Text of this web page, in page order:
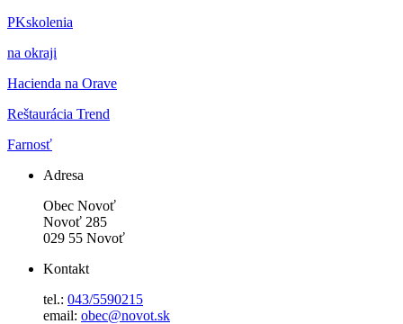
PKskolenia
na okraji
Hacienda na Orave
Reštaurácia Trend
Farnosť
Adresa
Obec Novoť
Novoť 285
029 55 Novoť
Kontakt
tel.: 043/5590215
email: obec@novot.sk